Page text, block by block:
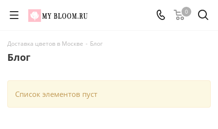
0
Доставка цветов в Москве - Блог
Блог
Список элементов пуст